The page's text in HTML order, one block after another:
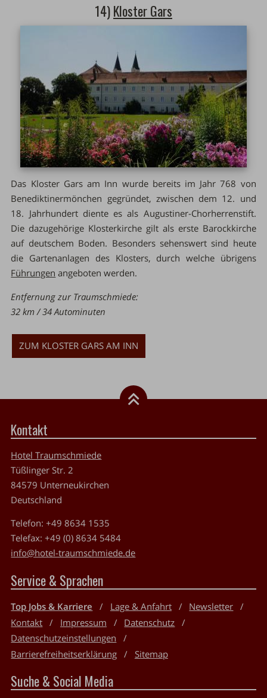
14)Kloster Gars
Das Kloster Gars am Inn wurde bereits im Jahr 768 von
Benediktinermönchen gegründet, zwischen dem 12. und
18. Jahrhundert diente es als Augustiner-Chorherrenstift.
Die dazugehörige Klosterkirche gilt als erste Barockkirche
auf deutschem Boden. Besonders sehenswert sind heute
die Gartenanlagen des Klosters, durch welche übrigens
Führungen angeboten werden.
Entfernung zur Traumschmiede:
32 km / 34 Autominuten
ZUM KLOSTER GARS AM INN
Kontakt
Hotel Traumschmiede
Tüßlinger Str. 2
84579 Unterneukirchen
Deutschland
Telefon:+49 8634 1535
Telefax:+49 (0) 8634 5484
info@hotel-traumschmiede.de
Service & Sprachen
Top Jobs & Karriere Lage & Anfahrt
Newsletter
Kontakt
Impressum
Datenschutz
Datenschutzeinstellungen
Barrierefreiheitserklärung
Sitemap
Suche & Social Media